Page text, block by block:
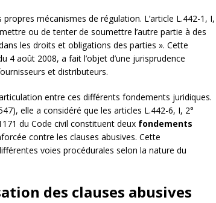
mécanismes de régulation. L’article L.442-1, I,
ou de tenter de soumettre l’autre partie à des
les droits et obligations des parties ». Cette
août 2008, a fait l’objet d’une jurisprudence
et distributeurs.
entre ces différents fondements juridiques.
elle a considéré que les articles L.442-6, I, 2°
du Code civil constituent deux fondements
contre les clauses abusives. Cette
voies procédurales selon la nature du
des clauses abusives